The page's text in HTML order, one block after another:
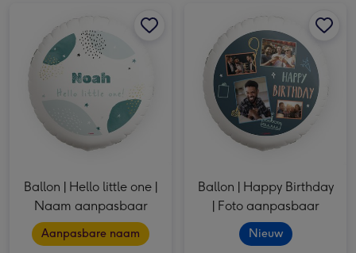
Ballon | Hello little one |
Naam aanpasbaar
Aanpasbare naam
Ballon | Happy Birthday
| Foto aanpasbaar
Nieuw